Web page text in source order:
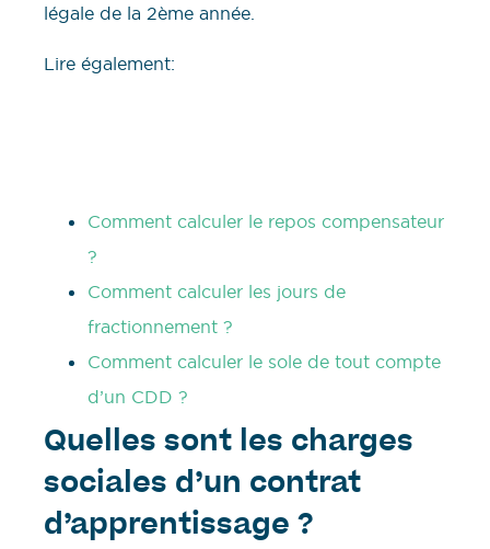
légale de la 2ème année.
Lire également:
Comment calculer le repos compensateur
?
Comment calculer les jours de
fractionnement ?
Comment calculer le sole de tout compte
d’un CDD ?
Quelles sont les charges
sociales d’un contrat
d’apprentissage ?